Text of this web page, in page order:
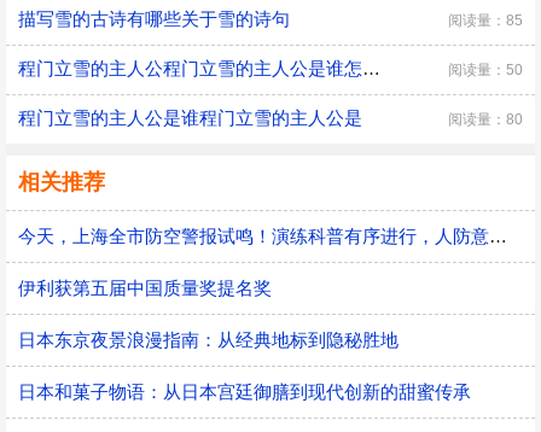
描写雪的古诗有哪些关于雪的诗句 阅读量：85
程门立雪的主人公程门立雪的主人公是谁怎么读 阅读量：50
程门立雪的主人公是谁程门立雪的主人公是 阅读量：80
相关推荐
今天，上海全市防空警报试鸣！演练科普有序进行，人防意识“声入人心”
伊利获第五届中国质量奖提名奖
日本东京夜景浪漫指南：从经典地标到隐秘胜地
日本和菓子物语：从日本宫廷御膳到现代创新的甜蜜传承